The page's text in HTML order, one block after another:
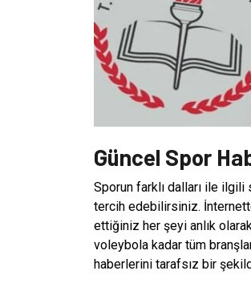
Güncel Spor
Sporun farklı dalları ile
tercih edebilirsiniz.
ettiğiniz her şeyi anlık
voleybola kadar tüm
haberlerini tarafsız bir